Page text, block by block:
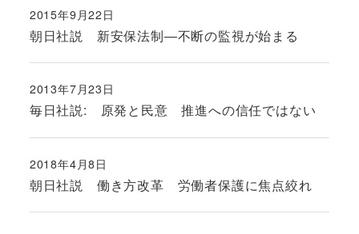
朝日社説 新安保法制―不断の監視が始まる
投稿日
2015年9月22日
毎日社説: 原発と民意 推進への信任ではない
投稿日
2013年7月23日
朝日社説 働き方改革 労働者保護に焦点絞れ
投稿日
2018年4月8日